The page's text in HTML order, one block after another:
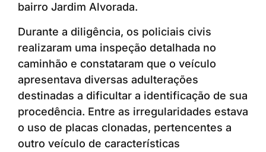
bairro Jardim Alvorada.
Durante a diligência, os policiais civis
realizaram uma inspeção detalhada no
caminhão e constataram que o veículo
apresentava diversas adulterações
destinadas a dificultar a identificação de sua
procedência. Entre as irregularidades estava
o uso de placas clonadas, pertencentes a
outro veículo de características